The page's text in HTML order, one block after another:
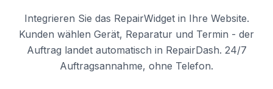
Integrieren Sie das RepairWidget in Ihre Website.
Kunden wählen Gerät, Reparatur und Termin - der
Auftrag landet automatisch in RepairDash. 24/7
Auftragsannahme, ohne Telefon.